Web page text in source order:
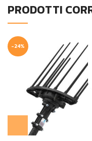
PRODOTTI
-24%